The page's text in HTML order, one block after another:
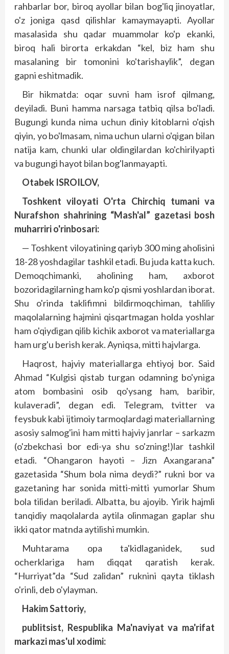
rahbarlar bor, biroq ayollar bilan bog'liq jinoyatlar,
o'z joniga qasd qilishlar kamaymayapti. Ayollar
masalasida shu qadar muammolar ko'p ekanki,
biroq hali birorta erkakdan “kel, biz ham shu
masalaning bir tomonini ko'tarishaylik”, degan
gapni eshitmadik.
Bir hikmatda: oqar suvni ham isrof qilmang,
deyiladi. Buni hamma narsaga tatbiq qilsa bo'ladi.
Bugungi kunda nima uchun diniy kitoblarni o'qish
qiyin, yo bo'lmasam, nima uchun ularni o'qigan bilan
natija kam, chunki ular oldingilardan ko'chirilyapti
va bugungi hayot bilan bog'lanmayapti.
Otabek ISROILOV,
Toshkent viloyati O'rta Chirchiq tumani va
Nurafshon shahrining “Mash'al” gazetasi bosh
muharriri o'rinbosari:
— Toshkent viloyatining qariyb 300 ming aholisini
18-28 yoshdagilar tashkil etadi. Bu juda katta kuch.
Demoqchimanki, aholining ham, axborot
bozoridagilarning ham ko'p qismi yoshlardan iborat.
Shu o'rinda taklifimni bildirmoqchiman, tahliliy
maqolalarning hajmini qisqartmagan holda yoshlar
ham o'qiydigan qilib kichik axborot va materiallarga
ham urg'u berish kerak. Ayniqsa, mitti hajvlarga.
Haqrost, hajviy materiallarga ehtiyoj bor. Said
Ahmad “Kulgisi qistab turgan odamning bo'yniga
atom bombasini osib qo'ysang ham, baribir,
kulaveradi”, degan edi. Telegram, tvitter va
feysbuk kabi ijtimoiy tarmoqlardagi materiallarning
asosiy salmog'ini ham mitti hajviy janrlar – sarkazm
(o'zbekchasi bor edi-ya shu so'zning!)lar tashkil
etadi. “Ohangaron hayoti – Jizn Axangarana”
gazetasida “Shum bola nima deydi?” rukni bor va
gazetaning har sonida mitti-mitti yumorlar Shum
bola tilidan beriladi. Albatta, bu ajoyib. Yirik hajmli
tanqidiy maqolalarda aytila olinmagan gaplar shu
ikki qator matnda aytilishi mumkin.
Muhtarama opa ta'kidlaganidek, sud
ocherklariga ham diqqat qaratish kerak.
“Hurriyat”da “Sud zalidan” ruknini qayta tiklash
o'rinli, deb o'ylayman.
Hakim Sattoriy,
publitsist, Respublika Ma'naviyat va ma'rifat
markazi mas'ul xodimi: